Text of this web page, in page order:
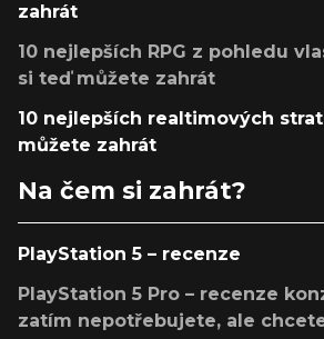
zahrát
10 nejlepších RPG z pohledu
si teď můžete zahrát
10 nejlepších realtimových
můžete zahrát
Na čem si zahrát?
PlayStation 5 – recenze
PlayStation 5 Pro – recenze
zatím nepotřebujete, ale